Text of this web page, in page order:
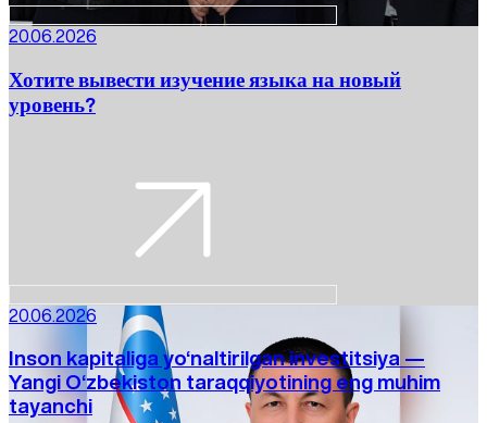
20.06.2026
Хотите вывести изучение языка на новый
уровень?
20.06.2026
Inson kapitaliga yo‘naltirilgan investitsiya —
Yangi O‘zbekiston taraqqiyotining eng muhim
tayanchi